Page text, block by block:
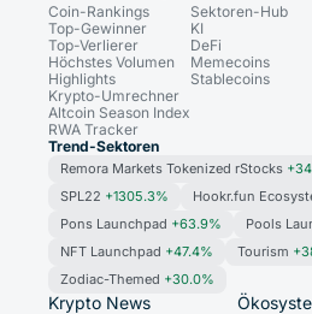
Coin-Rankings
Top-Gewinner
Top-Verlierer
Höchstes Volumen
Highlights
Krypto-Umrechner
Altcoin Season Index
RWA Tracker
Sektoren-Hub
KI
DeFi
Memecoins
Stablecoins
Trend-Sektoren
Remora Markets Tokenized rStocks
SPL22 +1305.3% Hookr.fun
Pons Launchpad +63.9% Pools
NFT Launchpad +47.4% Tourism
Zodiac-Themed +30.0%
Krypto News